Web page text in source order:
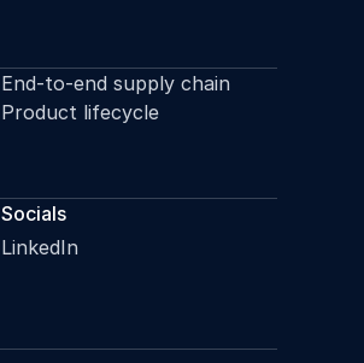
End-to-end supply chain
Product lifecycle
Socials
LinkedIn